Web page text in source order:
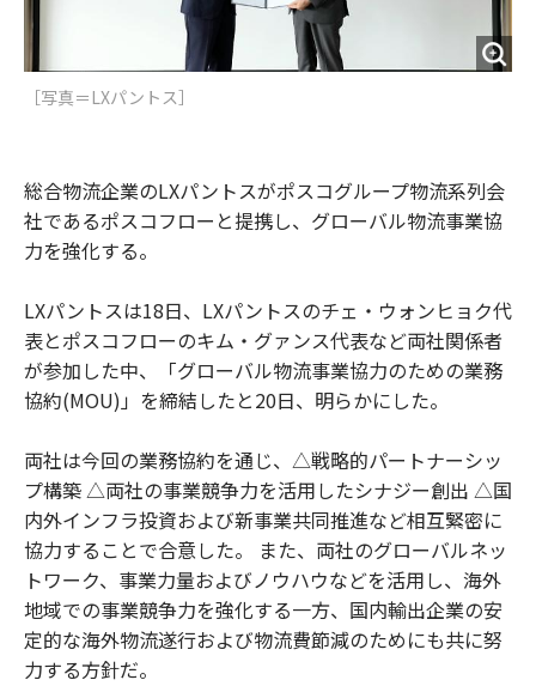
［写真＝​LXパントス］
総合物流企業のLXパントスがポスコグループ物流系列会
社であるポスコフローと提携し、グローバル物流事業協
力を強化する。
LXパントスは18日、LXパントスのチェ・ウォンヒョク代
表とポスコフローのキム・グァンス代表など両社関係者
が参加した中、「グローバル物流事業協力のための業務
協約(MOU)」を締結したと20日、明らかにした。
両社は今回の業務協約を通じ、△戦略的パートナーシッ
プ構築 △両社の事業競争力を活用したシナジー創出 △国
内外インフラ投資および新事業共同推進など相互緊密に
協力することで合意した。 また、両社のグローバルネッ
トワーク、事業力量およびノウハウなどを活用し、海外
地域での事業競争力を強化する一方、国内輸出企業の安
定的な海外物流遂行および物流費節減のためにも共に努
力する方針だ。